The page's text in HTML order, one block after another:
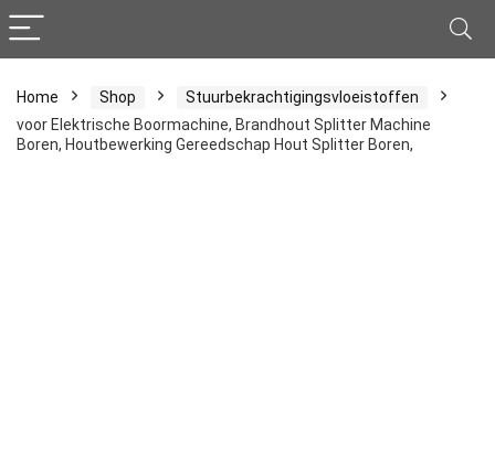
Home Shop
Stuurbekrachtigingsvloeistoffen
voor Elektrische Boormachine, Brandhout Splitter Machine
Boren, Houtbewerking Gereedschap Hout Splitter Boren,